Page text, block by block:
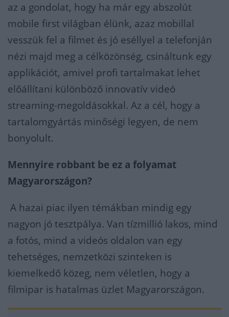
az a gondolat, hogy ha már egy abszolút
mobile first világban élünk, azaz mobillal
vesszük fel a filmet és jó eséllyel a telefonján
nézi majd meg a célközönség, csináltunk egy
applikációt, amivel profi tartalmakat lehet
előállítani különböző innovatív videó
streaming-megoldásokkal. Az a cél, hogy a
tartalomgyártás minőségi legyen, de nem
bonyolult.
Mennyire robbant be ez a folyamat
Magyarországon?
A hazai piac ilyen témákban mindig egy
nagyon jó tesztpálya. Van tízmillió lakos, mind
a fotós, mind a videós oldalon van egy
tehetséges, nemzetközi szinteken is
kiemelkedő közeg, nem véletlen, hogy a
filmipar is hatalmas üzlet Magyarországon.